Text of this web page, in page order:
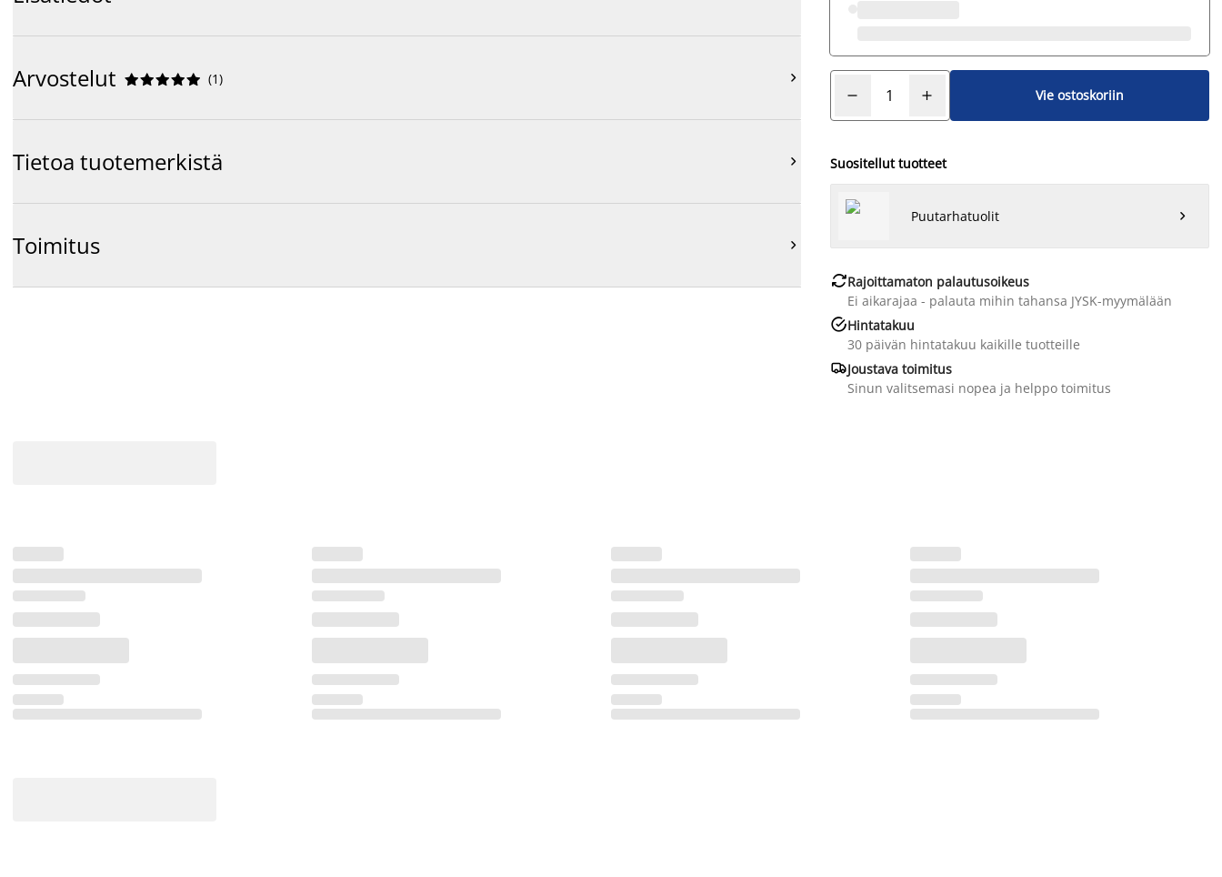
Arvostelut 




 (1) 
Tietoa tuotemerkistä 
Toimitus 
Vie ostoskoriin
Suositellut tuotteet
Puutarhatuolit 
Rajoittamaton palautusoikeus
Ei aikarajaa - palauta mihin tahansa JYSK-myymälään
Hintatakuu
30 päivän hintatakuu kaikille tuotteille
Joustava toimitus
Sinun valitsemasi nopea ja helppo toimitus